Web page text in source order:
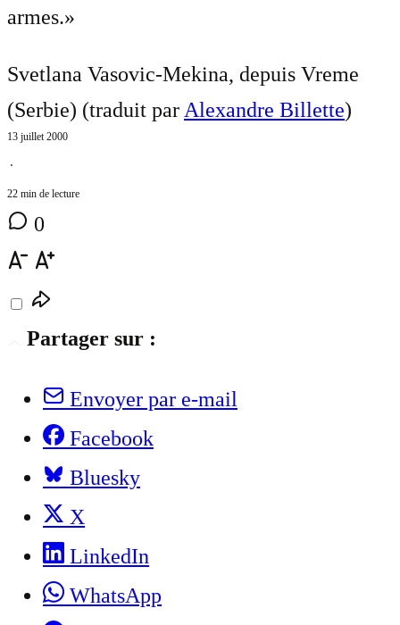
armes.»
Svetlana Vasovic-Mekina, depuis Vreme
(Serbie) (traduit parAlexandre Billette)
13 juillet 2000
⋅
22 min de lecture
0
Partager sur :
Envoyer par e-mail
Facebook
Bluesky
X
LinkedIn
WhatsApp